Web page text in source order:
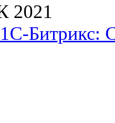
2021
1С-Битрикс: